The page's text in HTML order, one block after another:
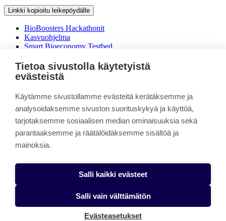
Linkki kopioitu leikepöydälle
BioBoosters Hackathonit
Kasvuohjelma
Smart Bioeconomy Testbed
Shaping the future of bioecomony
Linkki kopioitu leikepöydälle
Boosting the green transition by bringing together a thriving
ecosystem of actors with a shared mission to tackle climate change
and secure our food future.
BioBoosters Network
Tietoa sivustolla käytetyistä
evästeistä
Käytämme sivustollamme evästeitä kerätäksemme ja
analysoidaksemme sivuston suorituskykyä ja käyttöä,
tarjotaksemme sosiaalisen median ominaisuuksia sekä
parantaaksemme ja räätälöidäksemme sisältöä ja
mainoksia.
Salli kaikki evästeet
Salli vain välttämätön
Evästeasetukset